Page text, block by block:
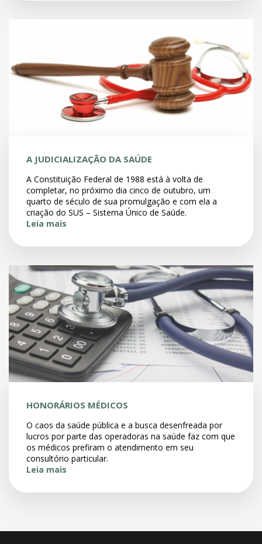
A JUDICIALIZAÇÃO DA SAÚDE
A Constituição Federal de 1988 está à volta de
completar, no próximo dia cinco de outubro, um
quarto de século de sua promulgação e com ela a
criação do SUS – Sistema Único de Saúde.
Leia mais
HONORÁRIOS MÉDICOS
O caos da saúde pública e a busca desenfreada por
lucros por parte das operadoras na saúde faz com que
os médicos prefiram o atendimento em seu
consultório particular.
Leia mais